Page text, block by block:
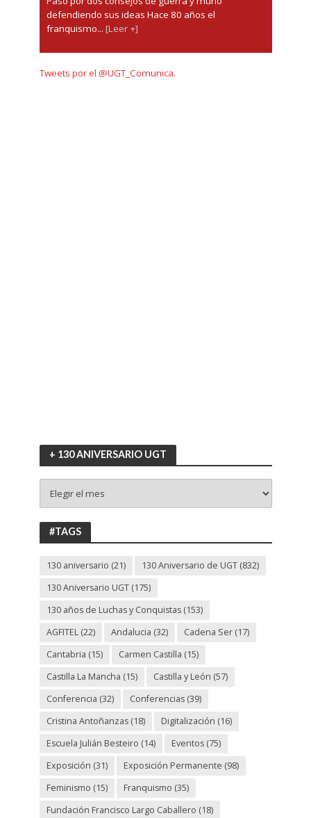
defendiendo sus ideas Hace 80 años el
franquismo... [Leer +]
Tweets por el @UGT_Comunica.
+ 130 ANIVERSARIO UGT
130
ANIVERSARIO
UGT
#TAGS
130 aniversario (21) 130 Aniversario de UGT(832)
130 Aniversario UGT(175)
130 años de Luchas y Conquistas(153)
AGFITEL(22) Andalucia (32) Cadena Ser(17)
Cantabria (15) Carmen Castilla (15)
Castilla La Mancha (15) Castilla y León (57)
Conferencia (32) Conferencias(39)
Cristina Antoñanzas(18) Digitalización (16)
Escuela Julián Besteiro (14) Eventos(75)
Exposición (31) Exposición Permanente (98)
Feminismo (15) Franquismo (35)
Fundación Francisco Largo Caballero (18)